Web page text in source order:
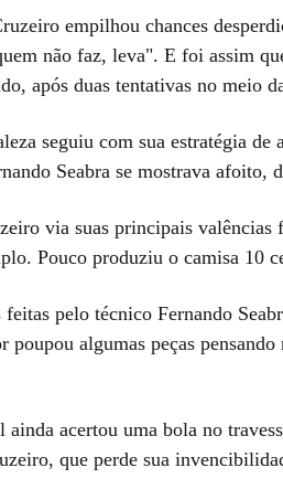
empilhou chances
não faz, leva". E foi assim
após duas tentativas no meio
seguiu com sua estratégia de
Seabra se mostrava afoito,
via suas principais valências
Pouco produziu o camisa 10
pelo técnico Fernando
poupou algumas peças
acertou uma bola no
que perde sua